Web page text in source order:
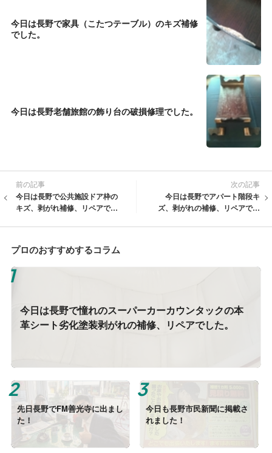
今日は長野で家具（こたつテーブル）のキズ補修
でした。
今日は長野老舗旅館の飾り台の破損修理でした。
前の記事
今日は長野で公共施設ドア枠の
キズ、剥がれ補修、リペアでし
次の記事
今日は長野でアパート階段キ
ズ、剥がれの補修、リペアでし
プロのおすすめするコラム
今日は長野で憧れのスーパーカーカウンタックの本
革シート劣化塗装剥がれの補修、リペアでした。
先日長野でFM善光寺に出まし
た！
今日も長野市民新聞に掲載さ
れました！